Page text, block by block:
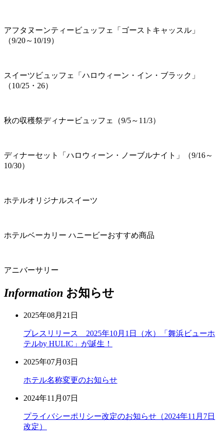
アフタヌーンティービュッフェ「ゴーストキャッスル」
（9/20～10/19）
スイーツビュッフェ「ハロウィーン・イン・ブラック」
（10/25・26）
秋の収穫祭ディナービュッフェ（9/5～11/3）
ディナーセット「ハロウィーン・ノーブルナイト」（9/16～
10/30）
ホテルオリジナルスイーツ
ホテルベーカリー ハニービーおすすめ商品
アニバーサリー
Information お知らせ
2025年08月21日
プレスリリース 2025年10月1日（水）「舞浜ビューホ
テルby HULIC」が誕生！
2025年07月03日
ホテル名称変更のお知らせ
2024年11月07日
プライバシーポリシー改定のお知らせ（2024年11月7日
改定）